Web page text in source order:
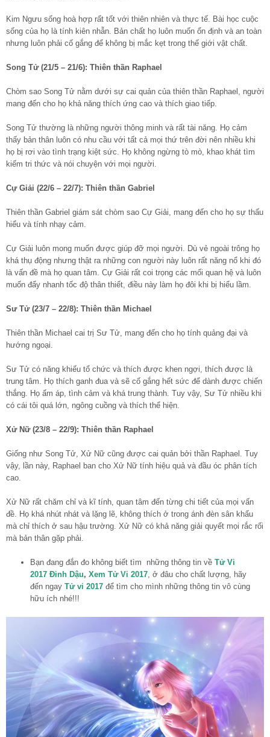
Kim Ngưu sống hoà hợp rất tốt với thiên nhiên và thực tế. Bài học cuộc
sống của họ là tính kiên nhẫn. Bản chất họ luôn muốn ổn định và an toàn
nhưng luôn phải cố gắng để không bị mắc kẹt trong thế giới vật chất.
Song Tử (21/5 – 21/6): Thiên thần Raphael
Chòm sao Song Tử nằm dưới sự cai quản của thiên thần Raphael, người
mang đến cho họ khả năng thích ứng cao và thích giao tiếp.
Song Tử thường là những người thông minh và rất tài năng. Họ cảm
thấy bản thân luôn có nhu cầu với tất cả mọi thứ trên đời nên nhiều khi
họ bị rơi vào tình trạng kiệt sức. Họ không ngừng tò mò, khao khát tìm
kiếm tri thức và nói chuyện với mọi người.
Cự Giải (22/6 – 22/7): Thiên thần Gabriel
Thiên thần Gabriel giám sát chòm sao Cự Giải, mang đến cho họ sự thấu
hiểu và tính nhạy cảm.
Cự Giải luôn mong muốn được giúp đỡ mọi người. Dù vẻ ngoài trông họ
khá thụ động nhưng thật ra những con người này luôn rất năng nổ khi đó
là vấn đề mà họ quan tâm. Cự Giải rất coi trọng các mối quan hệ và luôn
muốn đẩy nhanh tốc độ thân thiết, điều này làm họ đôi khi bị hiểu lầm.
Sư Tử (23/7 – 22/8): Thiên thần Michael
Thiên thần Michael cai trị Sư Tử, mang đến cho họ tính quảng đại và
hướng ngoại.
Sư Tử có năng khiếu tổ chức và thích được khen ngợi, thích được là
trung tâm. Họ thích ganh đua và sẽ cố gắng hết sức để dành được chiến
thắng. Họ ấm áp, tình cảm và khá trung thành. Tuy vậy, Sư Tử nhiều khi
có cái tôi quá lớn, ngông cuồng và thích thể hiện.
Xử Nữ (23/8 – 22/9): Thiên thần Raphael
Giống như Song Tử, Xử Nữ cũng được cai quản bởi thần Raphael. Tuy
vậy, lần này, Raphael ban cho Xử Nữ tính hiệu quả và đầu óc phân tích
cao.
Xử Nữ rất chăm chỉ và kĩ tính, quan tâm đến từng chi tiết của mọi vấn
đề. Họ khá nhút nhát và lặng lẽ, không thích ở trong ánh đèn sân khấu
mà chỉ thích ở sau hậu trường. Xử Nữ có khả năng giải quyết mọi rắc rối
mà bản thân gặp phải.
Bạn đang đắn đo không biết tìm những thông tin về Tử Vi
2017 Đinh Dậu, Xem Tử Vi 2017 , ở đâu cho chất lượng, hãy
đến ngay Tử vi 2017 để tìm cho mình những thông tin vô cùng
hữu ích nhé!!!